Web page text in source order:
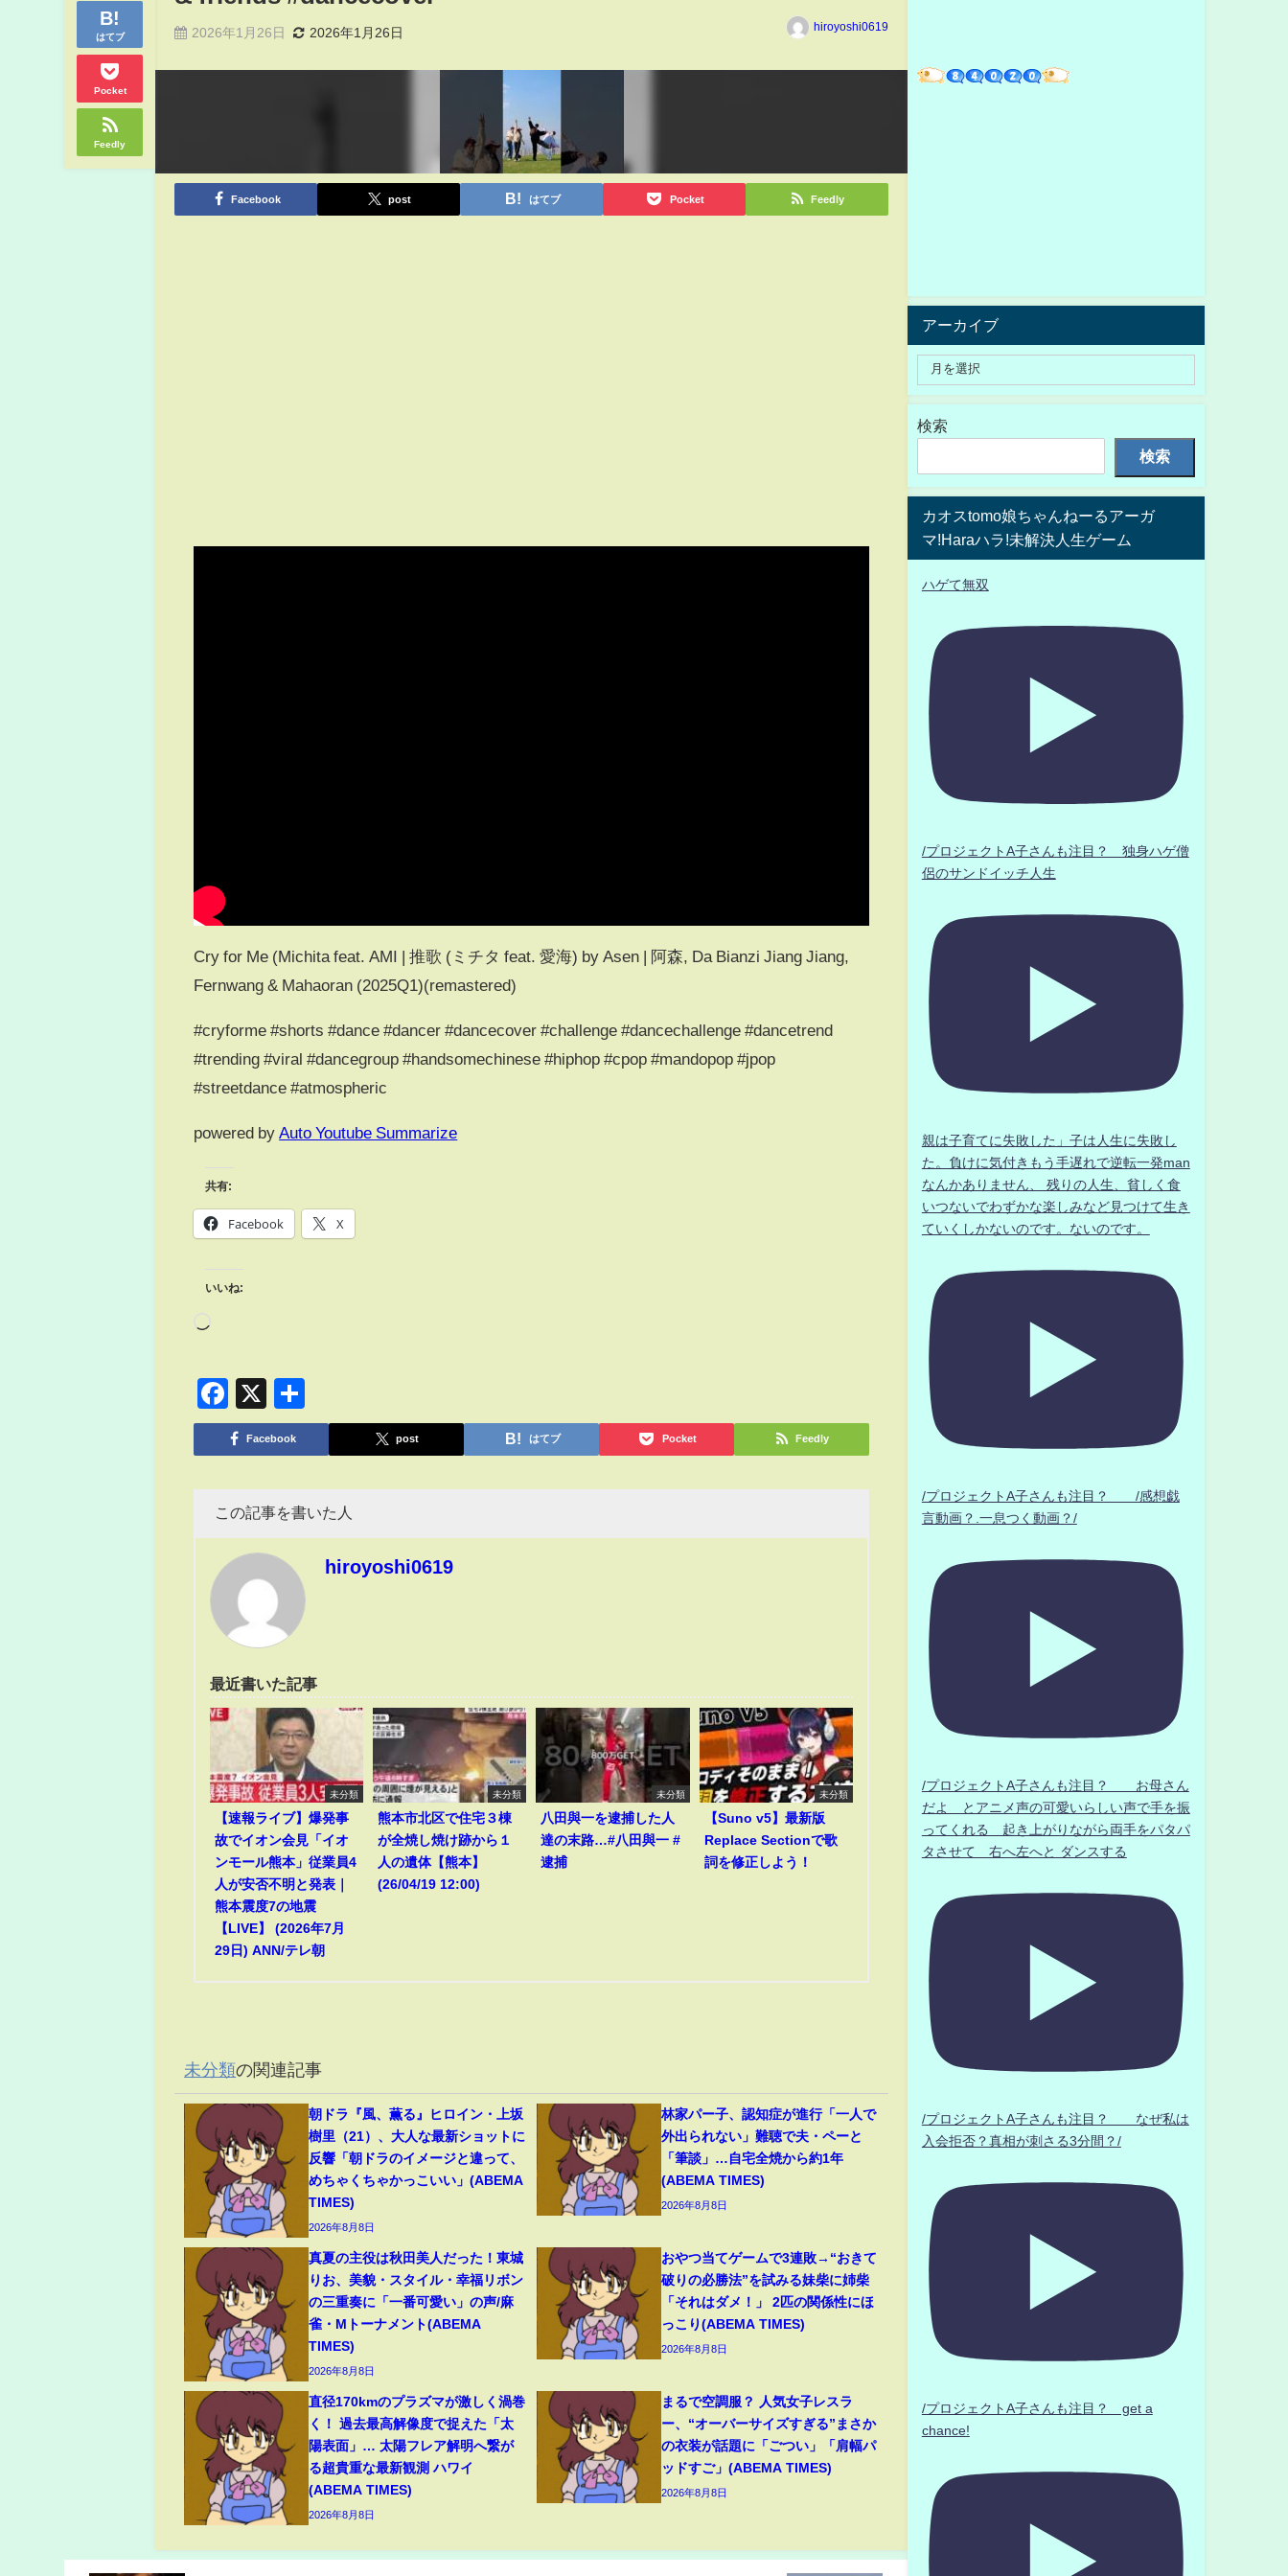
はてブ
Pocket
Feedly
2026年1月26日 2026年1月26日 hiroyoshi0619
Facebook post はてブ Pocket Feedly
Cry for Me (Michita feat. AMI | 推歌 (ミチタ feat. 愛海) by Asen | 阿森, Da Bianzi Jiang Jiang,
Fernwang & Mahaoran (2025Q1)(remastered)
#cryforme #shorts #dance #dancer #dancecover #challenge #dancechallenge #dancetrend
#trending #viral #dancegroup #handsomechinese #hiphop #cpop #mandopop #jpop
#streetdance #atmospheric
powered by Auto Youtube Summarize
共有:
Facebook X
いいね:
Facebook
X
有
Facebook post はてブ Pocket Feedly
この記事を書いた人
hiroyoshi0619
最近書いた記事
未分類
【速報ライブ】爆発事
故でイオン会見「イオ
ンモール熊本」従業員4
人が安否不明と発表｜
熊本震度7の地震
【LIVE】 (2026年7月
29日) ANN/テレ朝
未分類
熊本市北区で住宅３棟
が全焼し焼け跡から１
人の遺体【熊本】
(26/04/19 12:00)
未分類
八田與一を逮捕した人
達の末路…#八田與一 #
逮捕
未分類
【Suno v5】最新版
Replace Sectionで歌
詞を修正しよう！
未分類の関連記事
朝ドラ『風、薫る』ヒロイン・上坂
樹里（21）、大人な最新ショットに
反響「朝ドラのイメージと違って、
めちゃくちゃかっこいい」(ABEMA
TIMES)
2026年8月8日
林家パー子、認知症が進行「一人で
外出られない」難聴で夫・ペーと
「筆談」…自宅全焼から約1年
(ABEMA TIMES)
2026年8月8日
真夏の主役は秋田美人だった！東城
りお、美貌・スタイル・幸福リボン
の三重奏に「一番可愛い」の声/麻
雀・Mトーナメント(ABEMA
TIMES)
2026年8月8日
おやつ当てゲームで3連敗→“おきて
破りの必勝法”を試みる妹柴に姉柴
「それはダメ！」 2匹の関係性にほ
っこり(ABEMA TIMES)
2026年8月8日
直径170kmのプラズマが激しく渦巻
く！ 過去最高解像度で捉えた「太
陽表面」… 太陽フレア解明へ繋が
る超貴重な最新観測 ハワイ
(ABEMA TIMES)
2026年8月8日
まるで空調服？ 人気女子レスラ
ー、“オーバーサイズすぎる”まさか
の衣装が話題に「ごつい」「肩幅パ
ッドすご」(ABEMA TIMES)
2026年8月8日
アーカイブ
検索
検索
カオスtomo娘ちゃんねーるアーガ
マ!Haraハラ!未解決人生ゲーム
ハゲて無双
/プロジェクトA子さんも注目？ 独身ハゲ僧
侶のサンドイッチ人生
親は子育てに失敗した」子は人生に失敗し
た。負けに気付きもう手遅れで逆転一発man
なんかありません、 残りの人生、貧しく食
いつないでわずかな楽しみなど見つけて生き
ていくしかないのです。ないのです。
/プロジェクトA子さんも注目？ /感想戯
言動画？.一息つく動画？/
/プロジェクトA子さんも注目？ お母さん
だよ とアニメ声の可愛いらしい声で手を振
ってくれる 起き上がりながら両手をパタパ
タさせて 右へ左へと ダンスする
/プロジェクトA子さんも注目？ なぜ私は
入会拒否？真相が刺さる3分間？/
/プロジェクトA子さんも注目？ get a
chance!